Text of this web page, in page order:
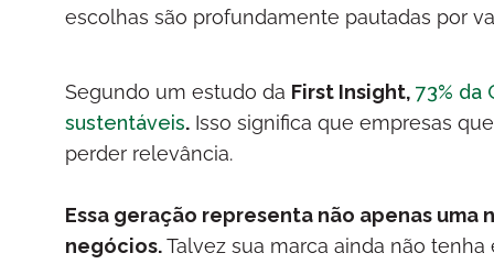
escolhas são profundamente pautadas por
Segundo um estudo da First Insight, 73% da
sustentáveis.Isso significa que empresas
perder relevância.
Essa geração representa não apenas uma
negócios.Talvez sua marca ainda não